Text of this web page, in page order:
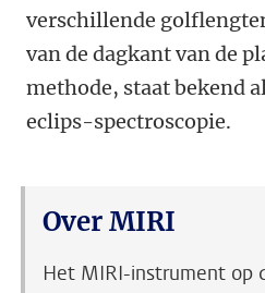
verschillende
van de dagkant van de
methode, staat bekend
eclips-spectroscopie.
Over MIRI
Het MIRI-instrument op